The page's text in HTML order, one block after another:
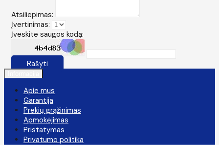
Atsiliepimas:
Įvertinimas:
Įveskite saugos kodą:
Rašyti
Apie mus
Garantija
Prekių grąžinimas
Apmokėjimas
Pristatymas
Privatumo politika